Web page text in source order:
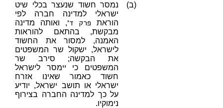
(ב)
נמסר חשוד שנעצר בכלי שיט
ישראלי למדינה חברה לפי
הוראת פרק ד׳, ואותה מדינה
מבקשת, בהתאם להוראות
האמנה, למסור את החשוד
לישראל, ישקול שר המשפטים
את הבקשה; סירב שר
המשפטים כי יימסר לישראל
חשוד כאמור שאינו אזרח
ישראלי או תושב ישראל, יודיע
על כך למדינה החברה בצירוף
נימוקיו.